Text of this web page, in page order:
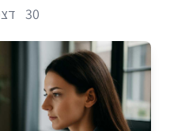
30 דצמבר 2023